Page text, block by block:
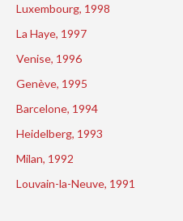
Luxembourg, 1998
La Haye, 1997
Venise, 1996
Genève, 1995
Barcelone, 1994
Heidelberg, 1993
Milan, 1992
Louvain-la-Neuve, 1991